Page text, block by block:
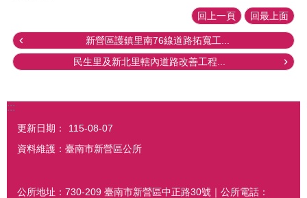
回上一頁 回最上面
新營區護鎮里南76線道路拓寬工...
民生里及新北里轄內道路改善工程...
:::
更新日期：
115-08-07
資料維護：臺南市新營區公所
公所地址：730-209 臺南市新營區中正路30號｜公所電話：